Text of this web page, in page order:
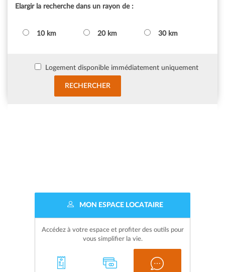
Elargir la recherche dans un rayon de :
10 km 20 km 30 km
Logement disponible immédiatement uniquement
MON ESPACE LOCATAIRE
Accédez à votre espace et profiter des outils pour
vous simplifier la vie.